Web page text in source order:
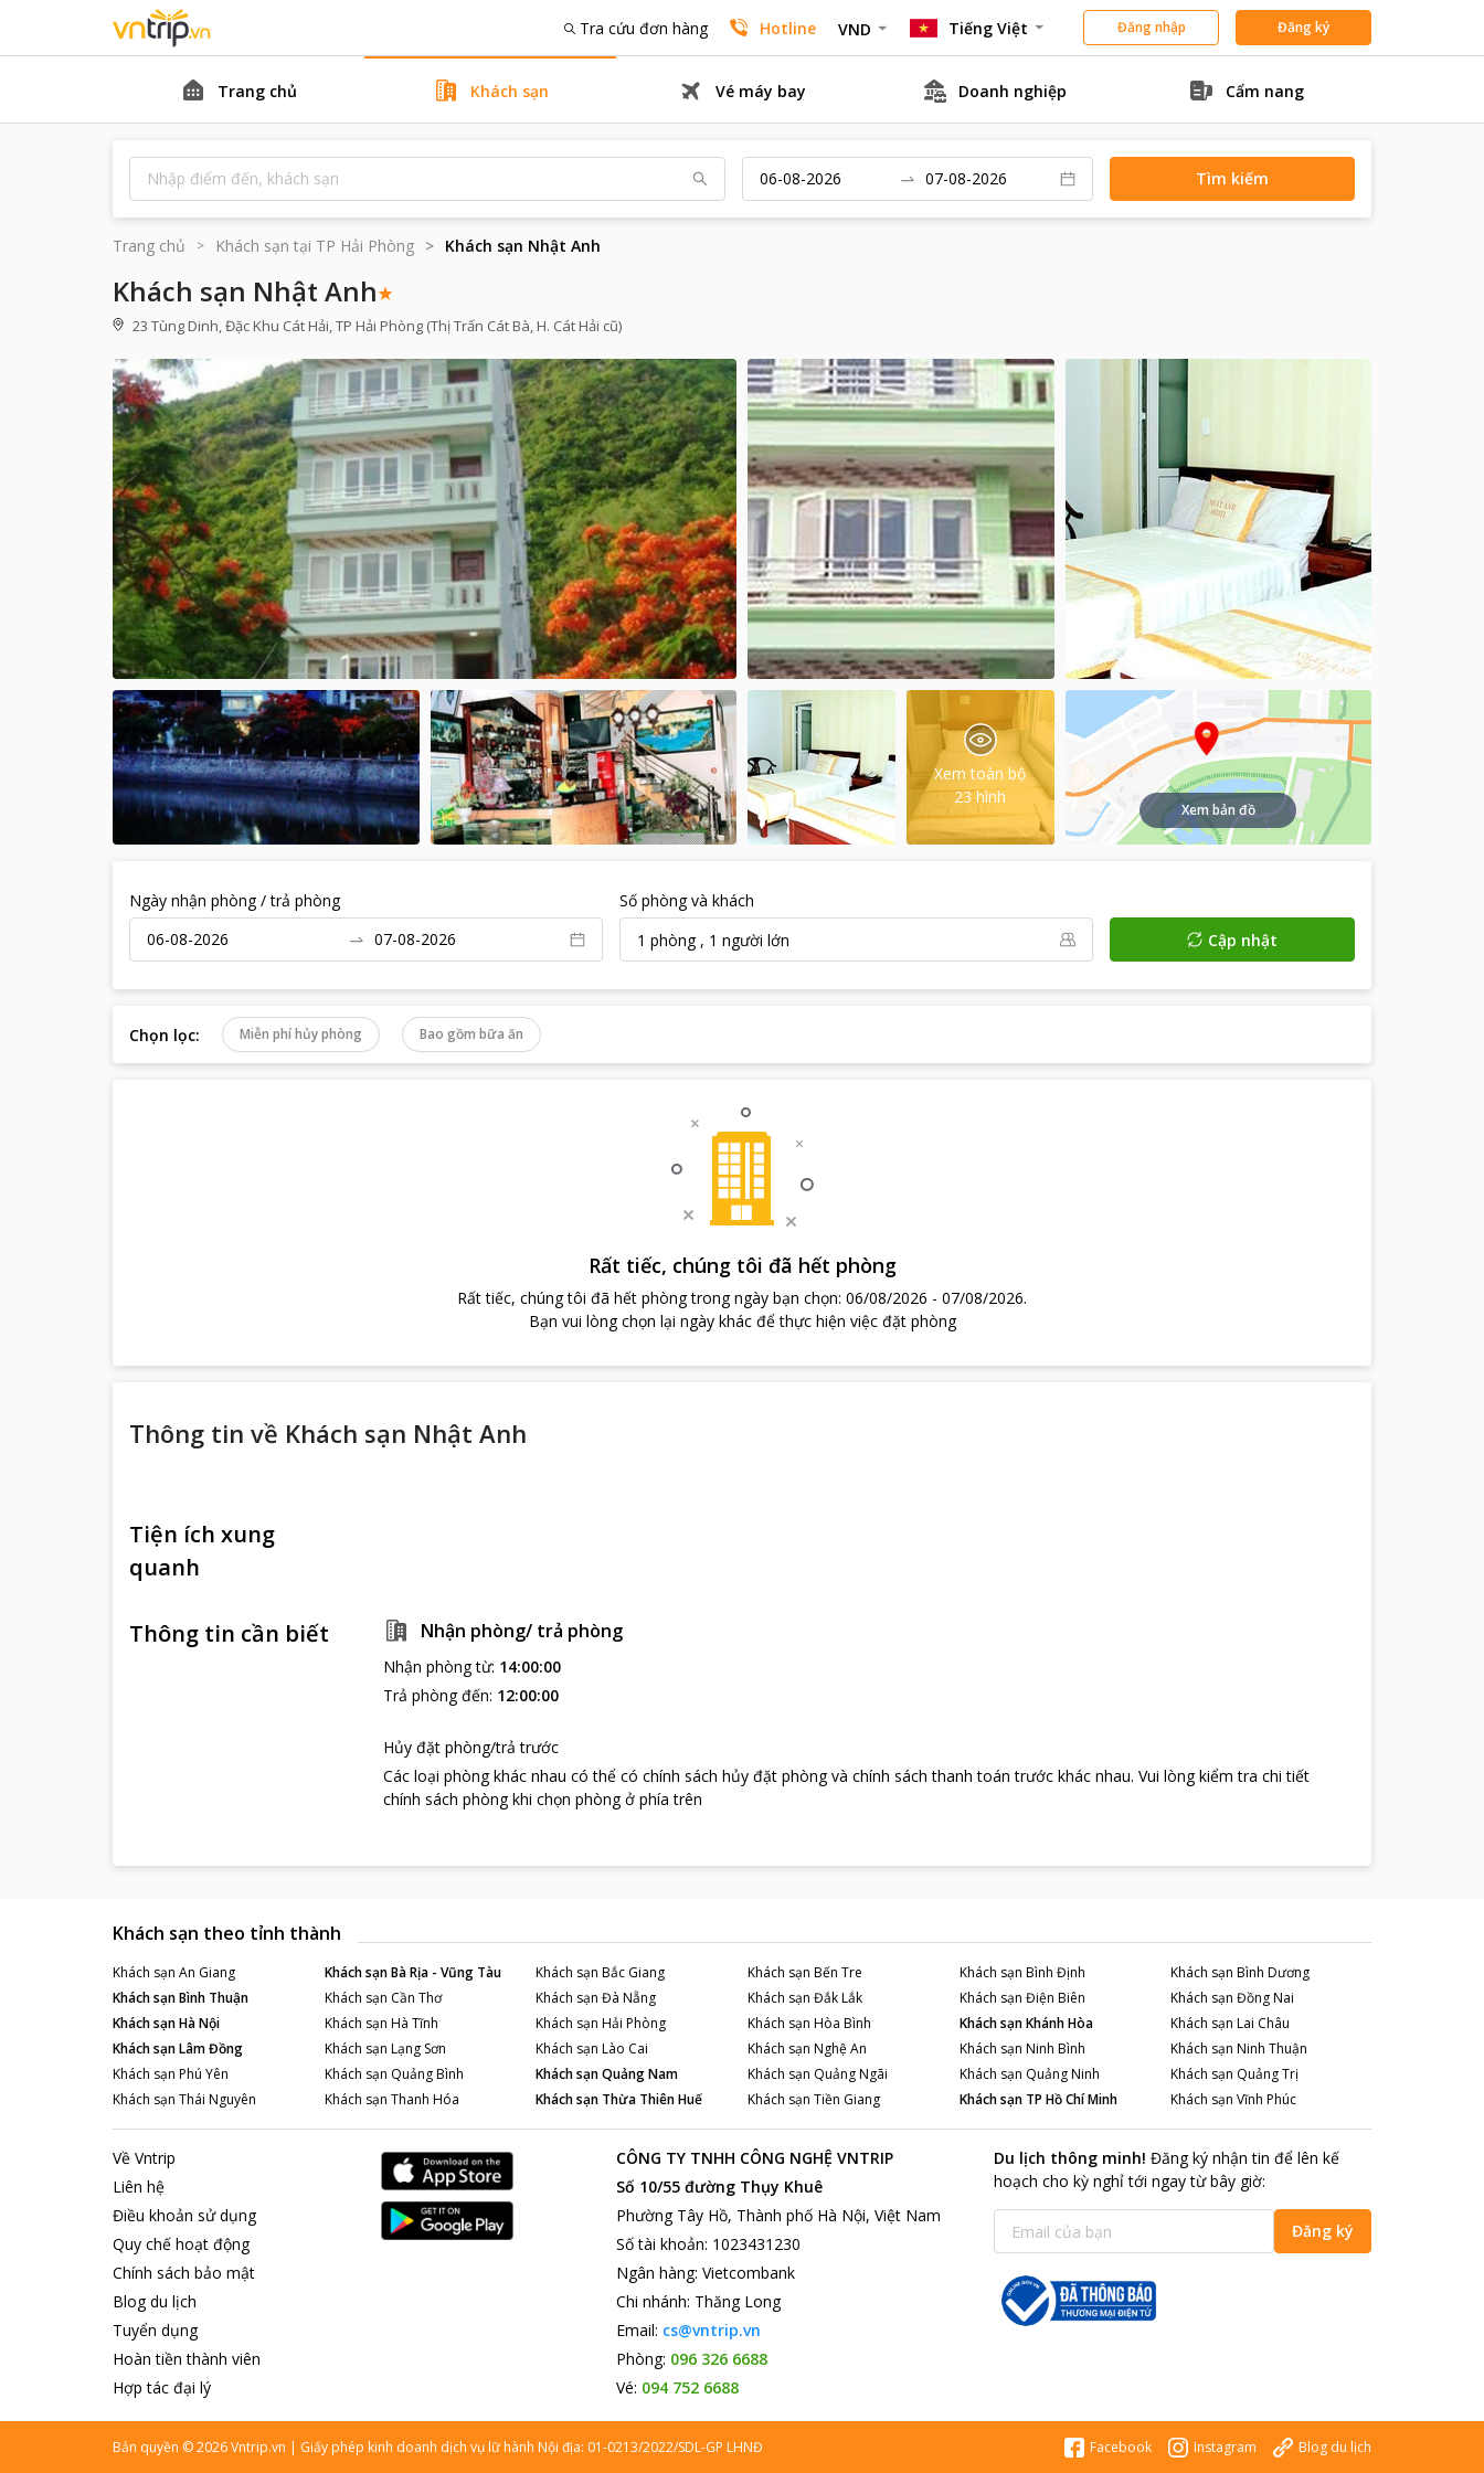
Tra cứu đơn hàng Hotline VND Tiếng Việt Đăng nhập Đăng ký
Trang chủ Khách sạn Vé máy bay Doanh nghiệp Cẩm nang
Tìm kiếm
Trang chủ Khách sạn tại TP Hải Phòng Khách sạn Nhật Anh
Khách sạn Nhật Anh
23 Tùng Dinh, Đặc Khu Cát Hải, TP Hải Phòng (Thị Trấn Cát Bà, H. Cát Hải cũ)
Xem toàn bộ
23 hình
Xem bản đồ
Ngày nhận phòng / trả phòng
Số phòng và khách
1 phòng, 1 người lớn Cập nhật
Chọn lọc: Miễn phí hủy phòng Bao gồm bữa ăn
Rất tiếc, chúng tôi đã hết phòng
Rất tiếc, chúng tôi đã hết phòng trong ngày bạn chọn: 06/08/2026 - 07/08/2026.
Bạn vui lòng chọn lại ngày khác để thực hiện việc đặt phòng
Thông tin về Khách sạn Nhật Anh
Tiện ích xung
quanh
Thông tin cần biết Nhận phòng/ trả phòng
Nhận phòng từ: 14:00:00
Trả phòng đến: 12:00:00
Hủy đặt phòng/trả trước
Các loại phòng khác nhau có thể có chính sách hủy đặt phòng và chính sách thanh toán trước khác nhau. Vui lòng kiểm tra chi tiết
chính sách phòng khi chọn phòng ở phía trên
Khách sạn theo tỉnh thành
Khách sạn An Giang Khách sạnBà Rịa - Vũng Tàu Khách sạn Bắc Giang Khách sạn Bến Tre Khách sạn Bình Định Khách sạn Bình Dương
Khách sạnBình Thuận Khách sạn Cần Thơ Khách sạn Đà Nẵng Khách sạn Đắk Lắk Khách sạn Điện Biên Khách sạn Đồng Nai
Khách sạnHà Nội Khách sạn Hà Tĩnh Khách sạn Hải Phòng Khách sạn Hòa Bình Khách sạnKhánh Hòa Khách sạn Lai Châu
Khách sạnLâm Đồng Khách sạn Lạng Sơn Khách sạn Lào Cai Khách sạn Nghệ An Khách sạn Ninh Bình Khách sạn Ninh Thuận
Khách sạn Phú Yên Khách sạn Quảng Bình Khách sạnQuảng Nam Khách sạn Quảng Ngãi Khách sạn Quảng Ninh Khách sạn Quảng Trị
Khách sạn Thái Nguyên Khách sạn Thanh Hóa Khách sạn Thừa Thiên Huế Khách sạn Tiền Giang Khách sạn TP Hồ Chí Minh Khách sạn Vĩnh Phúc
Về Vntrip
Liên hệ
Điều khoản sử dụng
Quy chế hoạt động
Chính sách bảo mật
Blog du lịch
Tuyển dụng
Hoàn tiền thành viên
Hợp tác đại lý
CÔNG TY TNHH CÔNG NGHỆ VNTRIP
Số 10/55 đường Thụy Khuê
Phường Tây Hồ, Thành phố Hà Nội, Việt Nam
Số tài khoản: 1023431230
Ngân hàng: Vietcombank
Chi nhánh: Thăng Long
Email: cs@vntrip.vn
Phòng: 096 326 6688
Vé: 094 752 6688
Du lịch thông minh! Đăng ký nhận tin để lên kế
hoạch cho kỳ nghỉ tới ngay từ bây giờ:
Đăng ký
Bản quyền ©2026Vntrip.vn | Giấy phép kinh doanh dịch vụ lữ hành Nội địa: 01-0213/2022/SDL-GP LHNĐ Facebook Instagram Blog du lịch